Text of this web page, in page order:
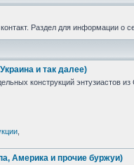
Раздел для информации о
и так далее)
конструкций энтузиастов
Америка и прочие буржуи)